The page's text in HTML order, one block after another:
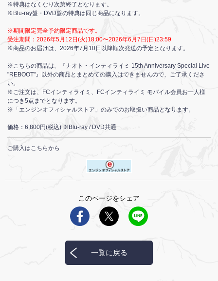
※特典はなくなり次第終了となります。
※Blu-ray盤・DVD盤の特典は同じ商品になります。
※期間限定完全予約限定商品です。
受注期間：2026年5月12日(火)18:00〜2026年6月7日(日)23:59
※商品のお届けは、2026年7月10日以降順次発送の予定となります。
※こちらの商品は、『ナオト・インティライミ 15th Anniversary Special Live
"REBOOT"』以外の商品とまとめての購入はできませんので、ご了承くださ
い。
※ご注文は、FCインティライミ、FCインティライミ モバイル会員お一人様
につき5点までとなります。
※「エンジンオフィシャルストア」のみでのお取扱い商品となります。
価格：6,800円(税込) ※Blu-ray / DVD共通
ご購入はこちらから
このページをシェア
一覧に戻る